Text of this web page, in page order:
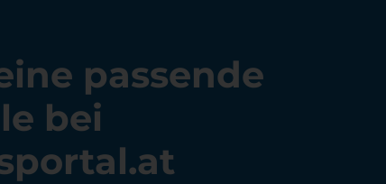
passende
bei